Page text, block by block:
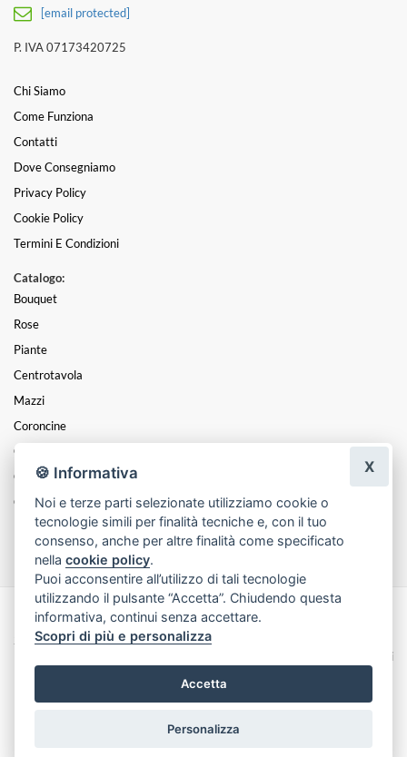
[email protected]
P. IVA 07173420725
Chi Siamo
Come Funziona
Contatti
Dove Consegniamo
Privacy Policy
Cookie Policy
Termini E Condizioni
Catalogo:
Bouquet
Rose
Piante
Centrotavola
Mazzi
Coroncine
Composizioni
Cesti
Cuori
Funebre
Made with byInfoser.it- Realizzazione Siti ecommerce per Fioristi
2026
Termini e Condizioni
🍪 Informativa
Noi e terze parti selezionate utilizziamo cookie o
tecnologie simili per finalità tecniche e, con il tuo
consenso, anche per altre finalità come specificato
nellacookie policy.
Puoi acconsentire all’utilizzo di tali tecnologie
utilizzando il pulsante “Accetta”. Chiudendo questa
informativa, continui senza accettare.
Scopri di più e personalizza
Accetta
Personalizza
X